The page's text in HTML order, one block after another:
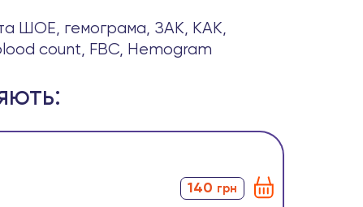
та ШОЕ, гемограма, ЗАК, КАК,
count, FBC, Hemogram
140 грн